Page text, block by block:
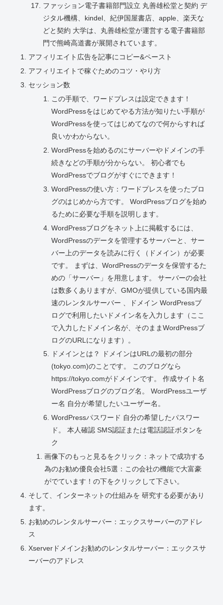
ファッション電子書籍部門設立 丸善雄松堂と契約 デ
ジタル機構、kindel、紀伊国屋書店、apple、楽天な
どと契約 大学は、丸善雄松堂が運営する電子書籍部
門で熊崎高道書が展開されています。
アフィリエイト広告を記事にコピー&ペースト
アフィリエイトで稼ぐためのコツ・やり方
セッション数
この手順で、ワードプレスは設定できます！
WordPressをはじめてやる方法が知りたい手順が
WordPressを使ってはじめてなので何からすれば
良いかわからない。
WordPressを始めるのにサーバーやドメインの手
続きなどの手順が分からない。 初心者でも
WordPressでブログがすぐにできます！
WordPressの使い方：ワードプレスを使ったブロ
グのはじめから方です。 WordPressブログを始め
るために必要な手順を説明します。
WordPressブログをネット上に掲載するには、
WordPressのデータを管理するサーバーと、サー
バー上のデータを読みに行く（ドメイン）が必要
です。 まずは、WordPressのデータを保管するた
めの「サーバー」を用意します。 サーバーの会社
は数多くありますが、GMOが提供している国内最
速のレンタルサーバー 、ドメイン WordPressブ
ログで利用したいドメイン名を入力します（ここ
で入力したドメイン名が、そのままWordPressブ
ログのURLになります）。
ドメインとは？ ドメインはURLの最初の部分
(tokyo.com)のことです。 このブログなら
https://tokyo.comがドメインです。 作成サイト名
WordPressブログのブログ名。 WordPressユーザ
ー名 自分が希望したいユーザー名。
WordPressパスワード 自分の希望したパスワー
ド。 本人確認 SMS認証または電話認証ボタンを
ク
画像下のもっと見るをクリック：ネットで成功する
為のお勧め優良会社5選：この会社の機能で大富豪
がでています！の下をクリックして下さい。
そして、インターネットの仕組みを 研究する必要があり
ます。
お勧めのレンタルサーバー：エックスサーバーのアドレ
ス
Xserverドメインお勧めのレンタルサーバー：エックスサ
ーバーのアドレス